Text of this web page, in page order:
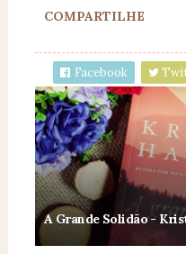
COMPARTILHE
Facebook
A Grande Solidão -